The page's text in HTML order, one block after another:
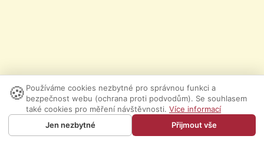
🍪 Používáme cookies nezbytné pro správnou funkci a
bezpečnost webu (ochrana proti podvodům). Se souhlasem
také cookies pro měření návštěvnosti. Více informací
Jen nezbytné
Přijmout vše